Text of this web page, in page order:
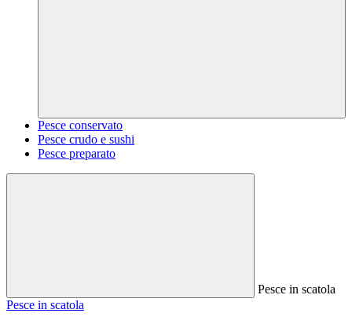
Pesce conservato
Pesce crudo e sushi
Pesce preparato
Pesce in scatola
Pesce in scatola